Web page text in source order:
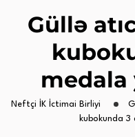
Güllə
Neftçi İK İctimai Birliyi
kubokunda 3